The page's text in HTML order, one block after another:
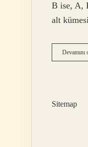
B ise, A,
alt
Devamını
Sitemap